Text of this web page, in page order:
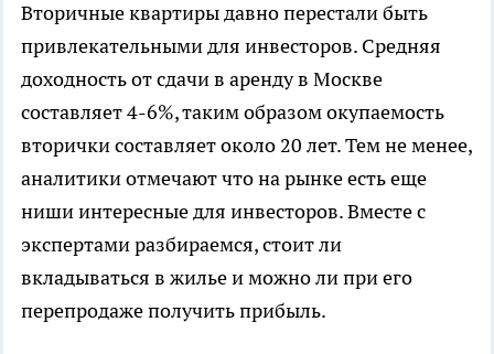
Вторичные квартиры давно перестали быть
привлекательными для инвесторов. Средняя
доходность от сдачи в аренду в Москве
составляет 4-6%, таким образом окупаемость
вторички составляет около 20 лет. Тем не менее,
аналитики отмечают что на рынке есть еще
ниши интересные для инвесторов. Вместе с
экспертами разбираемся, стоит ли
вкладываться в жилье и можно ли при его
перепродаже получить прибыль.